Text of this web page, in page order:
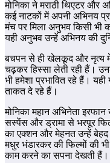
मोनिका ने मराठी थिएटर और
कई नाटकों में अपनी अभिनय
मंच पर मिला अनुभव किसी भी
यही अनुभव उन्हें अभिनय की
बचपन से ही खेलकूद और नृत्य में
चढ़कर हिस्सा लेती रही हैं।
भी हमेशा प्रभावित रहे हैं।
ताकत दे रहे हैं।
मोनिका महान अभिनेता
सस्पेंस और ड्रामा से भरपूर
का एक्शन और मेहनत उन्हें बेहद
मधुर भंडारकर की फिल्मों की
काम करने का सपना देखती हैं।